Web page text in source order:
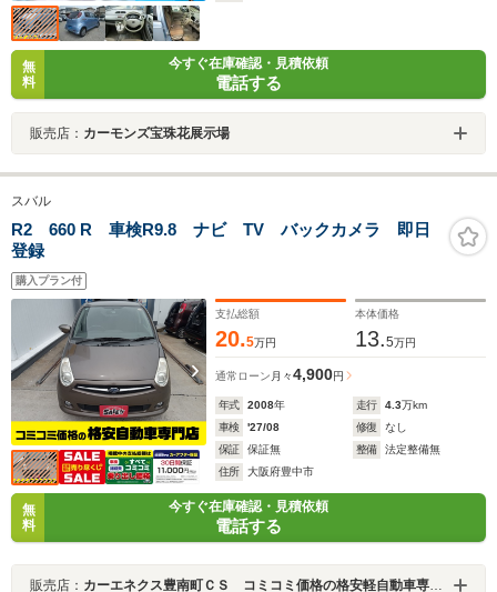
無
料
今すぐ在庫確認・見積依頼
電話する
販売店： カーモンズ宝珠花展示場
スバル
R2 660 R 車検R9.8 ナビ TV バックカメラ 即日
登録
購入プラン付
支払総額
20.5万円
本体価格
13.5万円
通常ローン 月々4,900円
年式 2008年 走行 4.3万km
車検
'27/08 修復
なし
保証
保証無 整備
法定整備無
住所
大阪府豊中市
無
料
今すぐ在庫確認・見積依頼
電話する
販売店： カーエネクス豊南町ＣＳ コミコミ価格の格安軽自動車専門店